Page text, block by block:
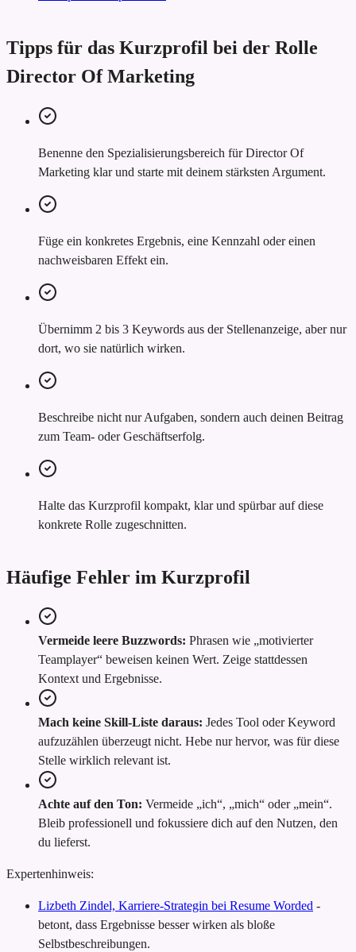
Tipps für das Kurzprofil bei der Rolle
Director Of Marketing
Benenne den Spezialisierungsbereich für Director Of
Marketing klar und starte mit deinem stärksten Argument.
Füge ein konkretes Ergebnis, eine Kennzahl oder einen
nachweisbaren Effekt ein.
Übernimm 2 bis 3 Keywords aus der Stellenanzeige, aber nur
dort, wo sie natürlich wirken.
Beschreibe nicht nur Aufgaben, sondern auch deinen Beitrag
zum Team- oder Geschäftserfolg.
Halte das Kurzprofil kompakt, klar und spürbar auf diese
konkrete Rolle zugeschnitten.
Häufige Fehler im Kurzprofil
Vermeide leere Buzzwords: Phrasen wie „motivierter
Teamplayer“ beweisen keinen Wert. Zeige stattdessen
Kontext und Ergebnisse.
Mach keine Skill-Liste daraus: Jedes Tool oder Keyword
aufzuzählen überzeugt nicht. Hebe nur hervor, was für diese
Stelle wirklich relevant ist.
Achte auf den Ton: Vermeide „ich“, „mich“ oder „mein“.
Bleib professionell und fokussiere dich auf den Nutzen, den
du lieferst.
Expertenhinweis:
Lizbeth Zindel, Karriere-Strategin bei Resume Worded -
betont, dass Ergebnisse besser wirken als bloße
Selbstbeschreibungen.